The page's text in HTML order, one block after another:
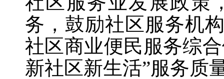
务，鼓励社区服务机
社区商业便民服务综
新社区新生活”服务质